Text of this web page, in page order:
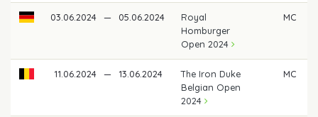
03.06.2024 — 05.06.2024
Royal
Homburger
Open 2024
MC
11.06.2024 — 13.06.2024
The Iron Duke
Belgian Open
2024
MC